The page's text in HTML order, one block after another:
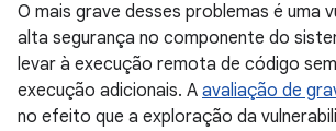
O mais grave desses problemas é uma
alta segurança no componente do
levar à execução remota de código
execução adicionais. A avaliação de
no efeito que a exploração da